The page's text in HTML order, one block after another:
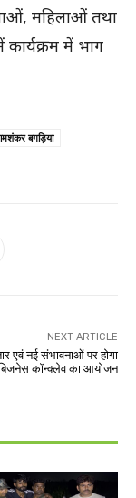
महिलाओं तथा
में भाग
बगड़िया
NEXT ARTICLE
एवं नई संभावनाओं पर होगा
कॉन्क्लेव का आयोजन